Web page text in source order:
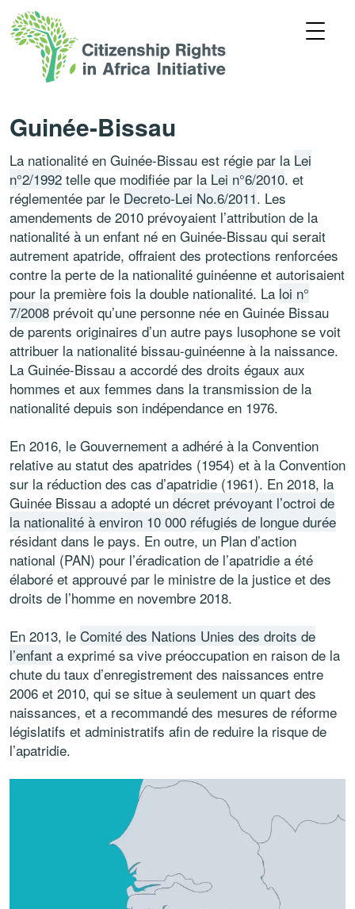
Guinée-Bissau
La nationalité en Guinée-Bissau est régie par la Lei
n°2/1992 telle que modifiée par la Lei n°6/2010. et
réglementée par le Decreto-Lei No.6/2011. Les
amendements de 2010 prévoyaient l’attribution de la
nationalité à un enfant né en Guinée-Bissau qui serait
autrement apatride, offraient des protections renforcées
contre la perte de la nationalité guinéenne et autorisaient
pour la première fois la double nationalité. La loi n°
7/2008 prévoit qu’une personne née en Guinée Bissau
de parents originaires d’un autre pays lusophone se voit
attribuer la nationalité bissau-guinéenne à la naissance.
La Guinée-Bissau a accordé des droits égaux aux
hommes et aux femmes dans la transmission de la
nationalité depuis son indépendance en 1976.
En 2016, le Gouvernement a adhéré à la Convention
relative au statut des apatrides (1954) et à la Convention
sur la réduction des cas d’apatridie (1961). En 2018, la
Guinée Bissau a adopté un décret prévoyant l’octroi de
la nationalité à environ 10 000 réfugiés de longue durée
résidant dans le pays. En outre, un Plan d’action
national (PAN) pour l’éradication de l’apatridie a été
élaboré et approuvé par le ministre de la justice et des
droits de l’homme en novembre 2018.
En 2013, le Comité des Nations Unies des droits de
l’enfant a exprimé sa vive préoccupation en raison de la
chute du taux d’enregistrement des naissances entre
2006 et 2010, qui se situe à seulement un quart des
naissances, et a recommandé des mesures de réforme
législatifs et administratifs afin de reduire la risque de
l’apatridie.